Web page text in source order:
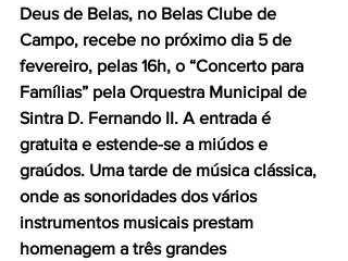
Deus de Belas, no Belas Clube de
Campo, recebe no próximo dia 5 de
fevereiro, pelas 16h, o “Concerto para
Famílias” pela Orquestra Municipal de
Sintra D. Fernando II. A entrada é
gratuita e estende-se a miúdos e
graúdos. Uma tarde de música clássica,
onde as sonoridades dos vários
instrumentos musicais prestam
homenagem a três grandes